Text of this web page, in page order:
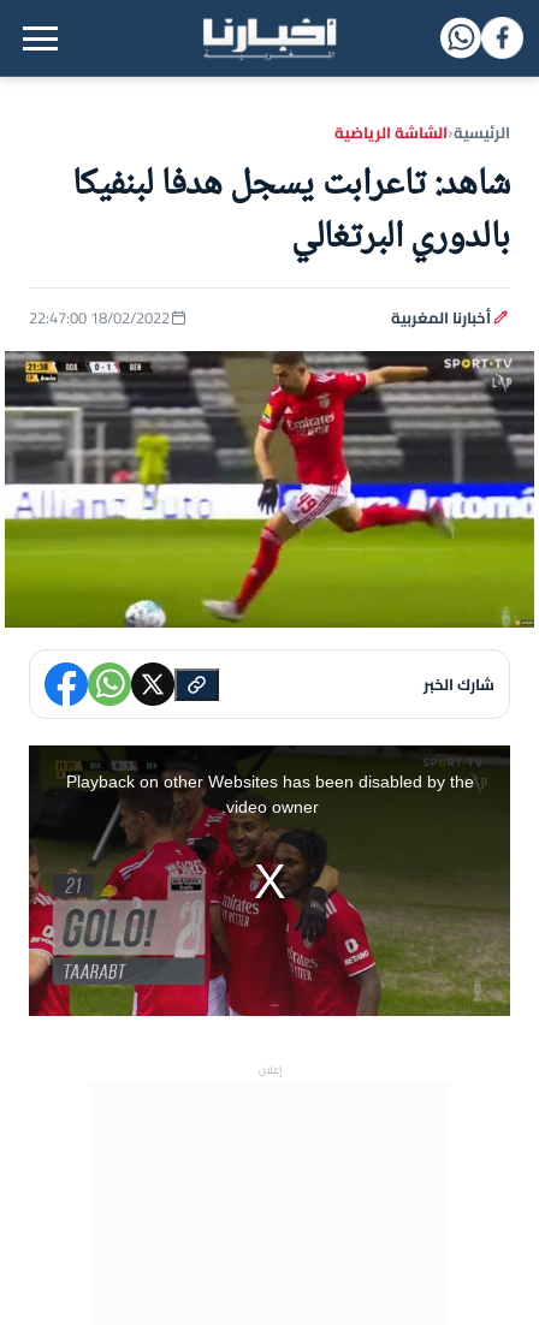
القائمة الرئيسية
الرئيسية‹الشاشة الرياضية
شاهد: تاعرابت يسجل هدفا لبنفيكا
بالدوري البرتغالي
أخبارنا المغربية 18/02/2022 22:47:00
شارك الخبر
n
w
.
Playback on other Websites has been disabled by the
video owner.
إعلان